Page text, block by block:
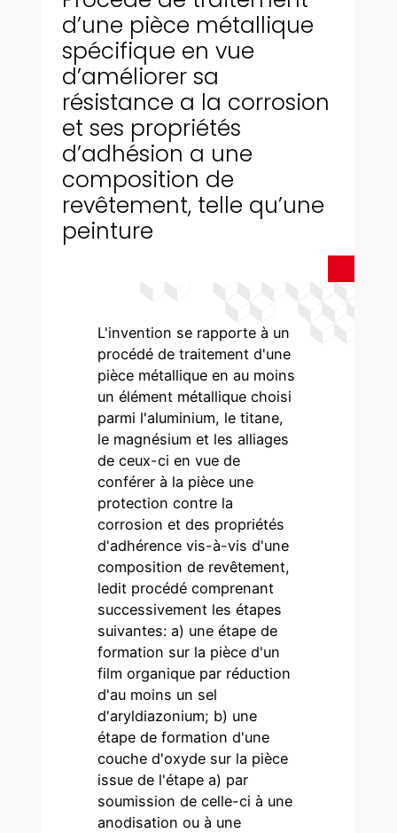
d’une pièce métallique
spécifique en vue
d’améliorer sa
résistance a la corrosion
et ses propriétés
d’adhésion a une
composition de
revêtement, telle qu’une
peinture
L'invention se rapporte à un
procédé de traitement d'une
pièce métallique en au moins
un élément métallique choisi
parmi l'aluminium, le titane,
le magnésium et les alliages
de ceux-ci en vue de
conférer à la pièce une
protection contre la
corrosion et des propriétés
d'adhérence vis-à-vis d'une
composition de revêtement,
ledit procédé comprenant
successivement les étapes
suivantes: a) une étape de
formation sur la pièce d'un
film organique par réduction
d'au moins un sel
d'aryldiazonium; b) une
étape de formation d'une
couche d'oxyde sur la pièce
issue de l'étape a) par
soumission de celle-ci à une
anodisation ou à une